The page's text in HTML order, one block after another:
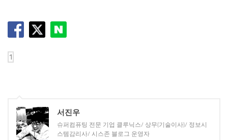
서진우
슈퍼컴퓨팅 전문 기업 클루닉스/ 상무(기술이사)/ 정보시
스템감리사/ 시스존 블로그 운영자